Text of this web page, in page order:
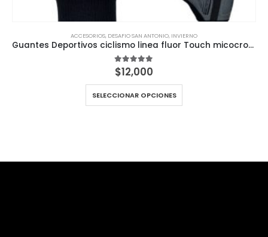
ACCESORIOS, DESAFIO SAN ANTONIO, INVIERNO
Guantes Deportivos ciclismo linea fluor Touch micocropolar
5.00 out of 5
$12,000
SELECCIONAR OPCIONES